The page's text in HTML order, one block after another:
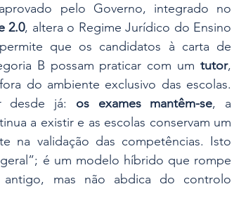
pelo Governo, integrado no
2.0, altera o Regime Jurídico do Ensino
que os candidatos à carta de
B possam praticar com um tutor,
do ambiente exclusivo das escolas.
desde já: os exames mantêm-se, a
a existir e as escolas conservam um
na validação das competências. Isto
é um modelo híbrido que rompe
mas não abdica do controlo